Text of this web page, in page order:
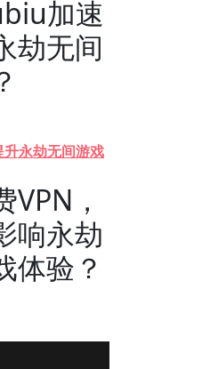
加速
劫无间
永劫无间游戏
，
响永劫
体验？